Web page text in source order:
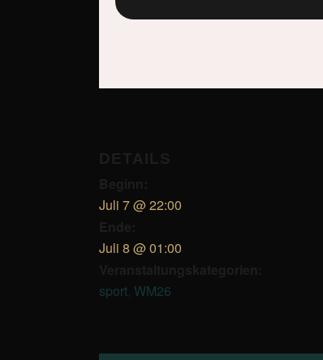
Juli 7 @ 22:00
Juli 8 @ 01:00
sport WM26